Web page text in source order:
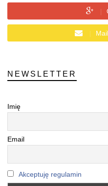
NEWSLETTER
Imię
Email
Akceptuję regulamin